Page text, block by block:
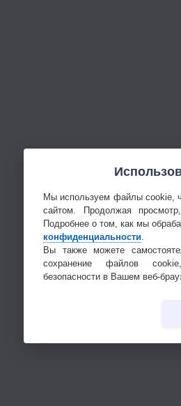
Мы используем файлы cookie,
сайтом. Продолжая
Подробнее о том, как мы
конфиденциальности
Вы также можете
сохранение файлов
безопасности в Вашем веб-